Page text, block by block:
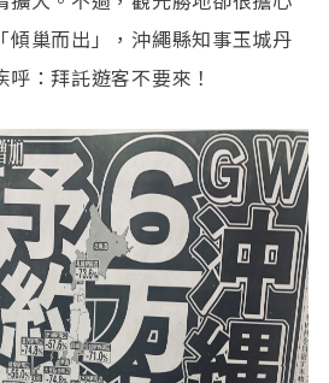
傾巢而出」，沖繩縣知事玉城丹
：拜託遊客不要來！